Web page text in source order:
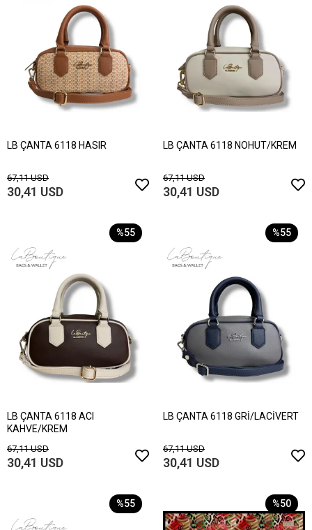
LB ÇANTA 6118 HASIR
67,11 USD
30,41 USD
LB ÇANTA 6118 NOHUT/KREM
67,11 USD
30,41 USD
%55
LB ÇANTA 6118 ACI
KAHVE/KREM
67,11 USD
30,41 USD
%55
LB ÇANTA 6118 GRİ/LACİVERT
67,11 USD
30,41 USD
%55 %50